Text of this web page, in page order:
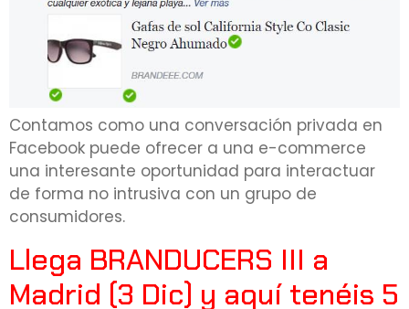
Contamos como una conversación privada en
Facebook puede ofrecer a una e-commerce
una interesante oportunidad para interactuar
de forma no intrusiva con un grupo de
consumidores.
Llega BRANDUCERS III a
Madrid (3 Dic) y aquí tenéis 5